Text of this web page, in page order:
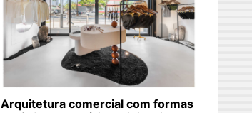
Arquitetura comercial com formas